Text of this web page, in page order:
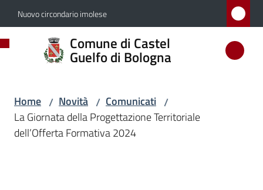
Vai al contenuto
Vai alla navigazione
Vai al footer
Nuovo circondario imolese
Comune di Castel
Guelfo di Bologna
Comune
di
di
Bologna
Home / Novità / Comunicati /
La Giornata della Progettazione Territoriale
dell’Offerta Formativa 2024